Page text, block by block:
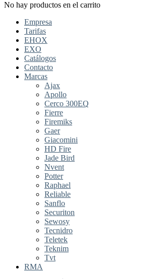
No hay productos en el carrito
Empresa
Tarifas
EHOX
EXO
Catálogos
Contacto
Marcas
Ajax
Apollo
Cerco 300EQ
Fierre
Firemiks
Gaer
Giacomini
HD Fire
Jade Bird
Nvent
Potter
Raphael
Reliable
Sanflo
Securiton
Sewosy
Tecnidro
Teletek
Teknim
Tvt
RMA